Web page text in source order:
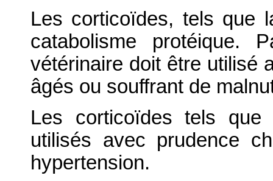
Les corticoïdes, tels que
catabolisme protéique.
vétérinaire doit être utilisé
âgés ou souffrant de
Les corticoïdes tels que
utilisés avec prudence
hypertension.